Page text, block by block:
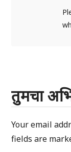
तुमचा
Your email
fields are